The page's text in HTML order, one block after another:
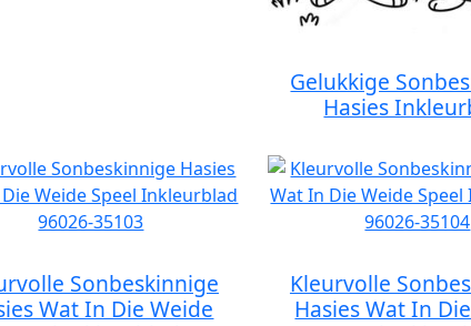
Gelukkige
Hasies
Sonbeskinnige
Wat In Die Weide
Kleurvolle
Hasies Wat In